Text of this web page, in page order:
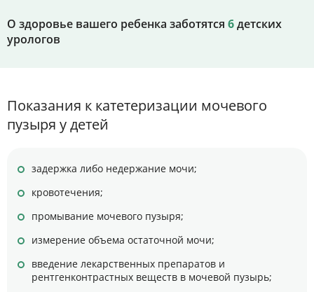
О здоровье вашего ребенка заботятся 6детских
урологов
Показания к катетеризации мочевого
пузыря у детей
задержка либо недержание мочи;
кровотечения;
промывание мочевого пузыря;
измерение объема остаточной мочи;
введение лекарственных препаратов и
рентгенконтрастных веществ в мочевой пузырь;